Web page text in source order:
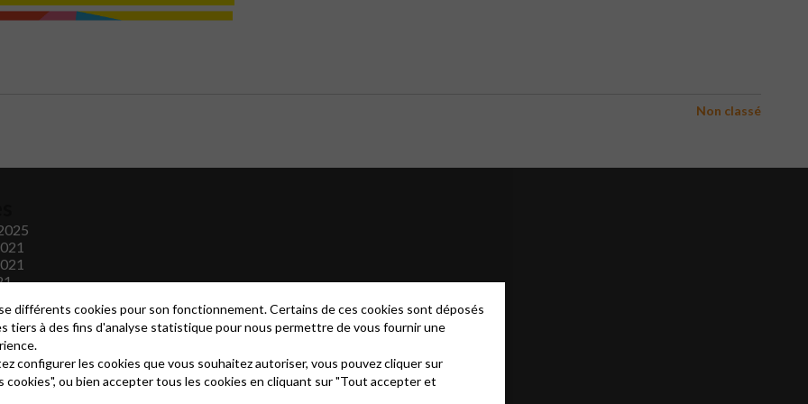
Non classé
différents cookies pour son fonctionnement. Certains de ces cookies sont déposés
tiers à des fins d'analyse statistique pour nous permettre de vous fournir une
configurer les cookies que vous souhaitez autoriser, vous pouvez cliquer sur
cookies", ou bien accepter tous les cookies en cliquant sur "Tout accepter et